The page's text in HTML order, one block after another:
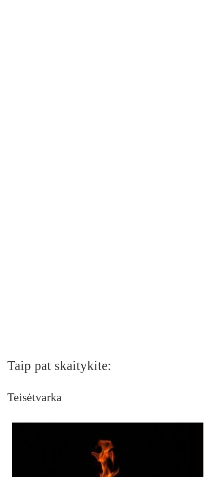
Taip pat skaitykite:
Teisėtvarka